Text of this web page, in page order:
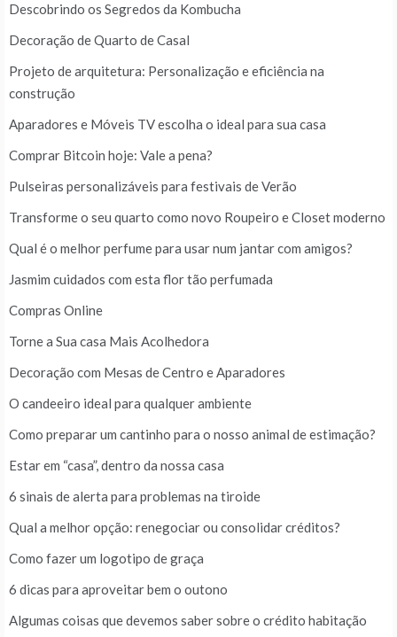
Descobrindo os Segredos da Kombucha
Decoração de Quarto de Casal
Projeto de arquitetura: Personalização e eficiência na
construção
Aparadores e Móveis TV escolha o ideal para sua casa
Comprar Bitcoin hoje: Vale a pena?
Pulseiras personalizáveis para festivais de Verão
Transforme o seu quarto como novo Roupeiro e Closet moderno
Qual é o melhor perfume para usar num jantar com amigos?
Jasmim cuidados com esta flor tão perfumada
Compras Online
Torne a Sua casa Mais Acolhedora
Decoração com Mesas de Centro e Aparadores
O candeeiro ideal para qualquer ambiente
Como preparar um cantinho para o nosso animal de estimação?
Estar em “casa”, dentro da nossa casa
6 sinais de alerta para problemas na tiroide
Qual a melhor opção: renegociar ou consolidar créditos?
Como fazer um logotipo de graça
6 dicas para aproveitar bem o outono
Algumas coisas que devemos saber sobre o crédito habitação